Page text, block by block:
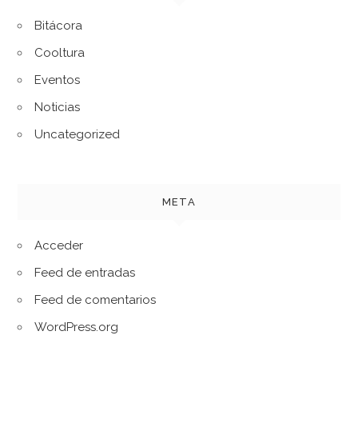
Bitácora
Cooltura
Eventos
Noticias
Uncategorized
META
Acceder
Feed de entradas
Feed de comentarios
WordPress.org